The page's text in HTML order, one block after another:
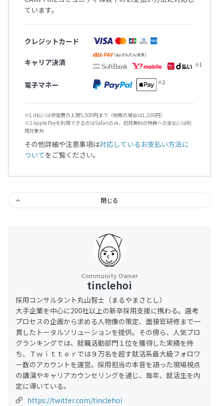
ています。
クレジットカード
キャリア決済
電子マネー
※1 d払いは参加費の上限5,500円まで（物販の場合は1,100円）
※2 Apple Payを利用できるのはSafariのみ、初月無料の特典への支払いは利
用対象外
その他詳細や注意事項は対応しているお支払い方法に
ついてをご覧ください。
閉じる
tinclehoi
採用コンサルタント丸山智士（まるやまさとし）
大手企業を中心に200社以上の新卒採用支援に携わる。選考
プロセスの企画から求める人物像の策定、面接官研修まで一
貫したトータルソリューションを提供。その傍ら、人気ブロ
グランキングでは、就職活動部門１位を獲得した実績を持
ち、Ｔｗｉｔｔｅｒでは９万名を超す就活系最大級フォロワ
ー数のアカウントを運営。採用担当の本音を語った現場視点
の講演やキャリアカウンセリングを通じ、毎年、就活生を内
定に導いている。
https://twitter.com/tinclehoi